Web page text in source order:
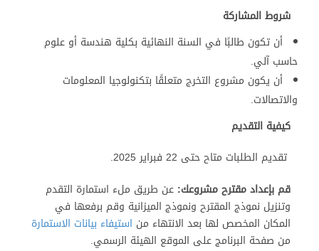
شروط المشاركة
أن تكون طالبًا في السنة النهائية بكلية هندسة أو علوم
حاسب آلي.
أن يكون مشروع التخرج متعلقًا بتكنولوجيا المعلومات
والاتصالات.
كيفية التقديم
تقديم الطلبات متاح حتى 22 فبراير 2025.
قم بإعداد مقترح مشروعك: عن طريق ملء استمارة التقدم
وتنزيل نموذج المقترح ونموذج الميزانية وقم برفعها في
المكان المخصص لها بعد الانتهاء من استيفاء بيانات الاستمارة
من صفحة البرنامج على الموقع الهيئة الرسمي.